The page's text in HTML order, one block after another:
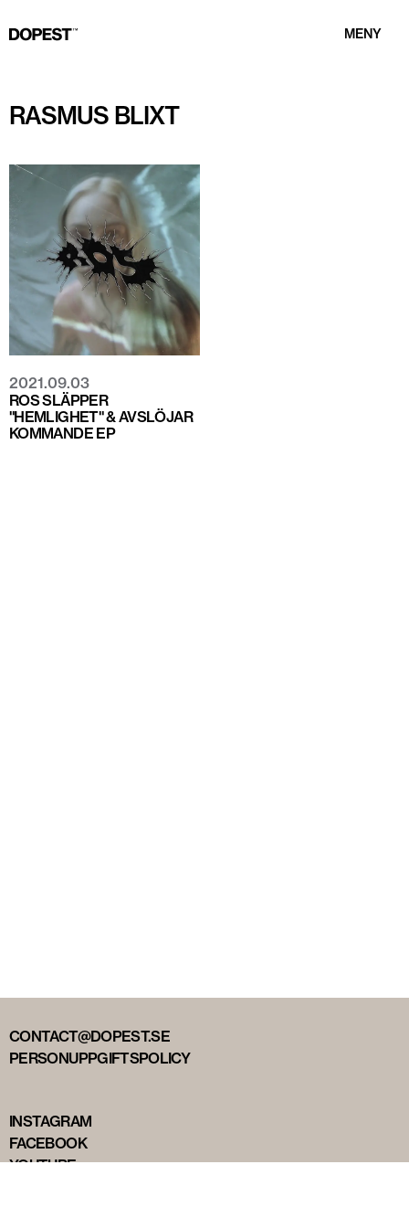
MENY
RASMUS BLIXT
2021.09.03
ROS SLÄPPER
"HEMLIGHET" & AVSLÖJAR
KOMMANDE EP
CONTACT@DOPEST.SE
PERSONUPPGIFTSPOLICY
INSTAGRAM
FACEBOOK
YOUTUBE